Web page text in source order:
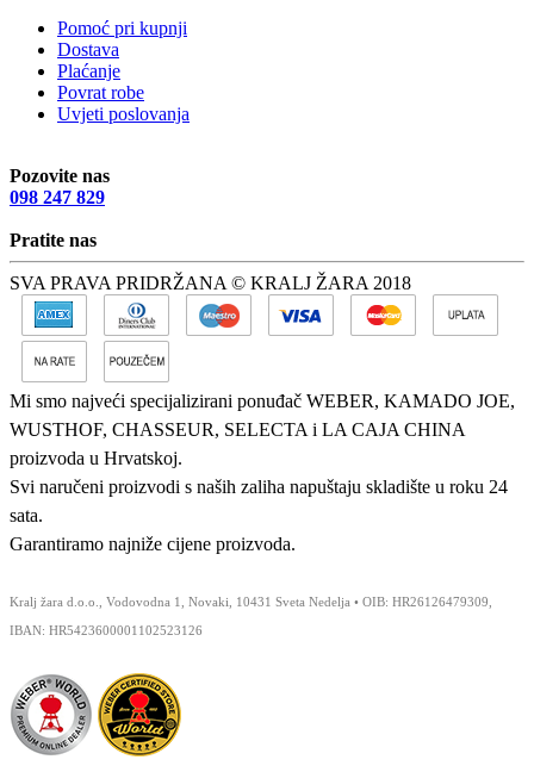
Pomoć pri kupnji
Dostava
Plaćanje
Povrat robe
Uvjeti poslovanja
Pozovite nas
098 247 829
Pratite nas
SVA PRAVA PRIDRŽANA © KRALJ ŽARA 2018
Mi smo najveći specijalizirani ponuđač WEBER, KAMADO JOE,
WUSTHOF, CHASSEUR, SELECTA i LA CAJA CHINA
proizvoda u Hrvatskoj.
Svi naručeni proizvodi s naših zaliha napuštaju skladište u roku 24
sata.
Garantiramo najniže cijene proizvoda.
Kralj žara d.o.o., Vodovodna 1, Novaki, 10431 Sveta Nedelja • OIB: HR26126479309,
IBAN: HR5423600001102523126